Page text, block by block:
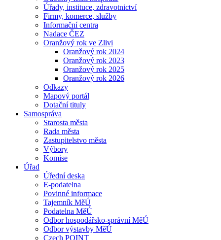
Úřady, instituce, zdravotnictví
Firmy, komerce, služby
Informační centra
Nadace ČEZ
Oranžový rok ve Zlivi
Oranžový rok 2024
Oranžový rok 2023
Oranžový rok 2025
Oranžový rok 2026
Odkazy
Mapový portál
Dotační tituly
Samospráva
Starosta města
Rada města
Zastupitelstvo města
Výbory
Komise
Úřad
Úřední deska
E-podatelna
Povinné informace
Tajemník MěÚ
Podatelna MěÚ
Odbor hospodářsko-správní MěÚ
Odbor výstavby MěÚ
Czech POINT